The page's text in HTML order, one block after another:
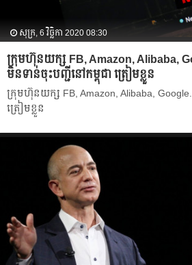
សុក្រ, 6 វិច្ឆិកា 2020 08:30
ក្រុមហ៊ុនយក្ស FB, Amazon, Alibaba,
មិនទាន់ចុះបញ្ជីនៅកម្ពុជា ត្រៀមខ្លួន
ក្រុមហ៊ុនយក្ស FB, Amazon, Alibaba,
ត្រៀមខ្លួន